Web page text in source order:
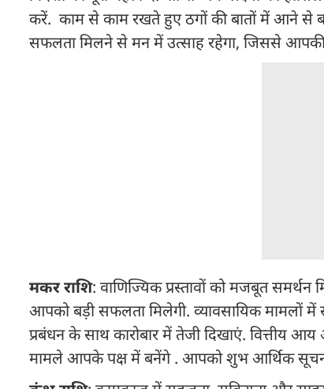
करें. काम से काम रखते हुए ठगों की बातों में आने से
सफलता मिलने से मन में उत्साह रहेगा, जिससे आपकी
मकर राशि: वाणिज्यिक प्रस्तावों को मजबूत समर्थन
आपको बड़ी सफलता मिलेगी. व्यावसायिक मामलों में
प्रबंधन के साथ कारोबार में तेजी दिखाएं. वित्तीय
मामले आपके पक्ष में बनेंगे . आपको शुभ आर्थिक